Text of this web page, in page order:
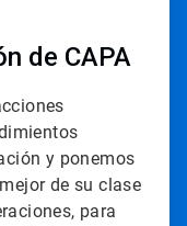
de CAPA
y ponemos
de su clase
para